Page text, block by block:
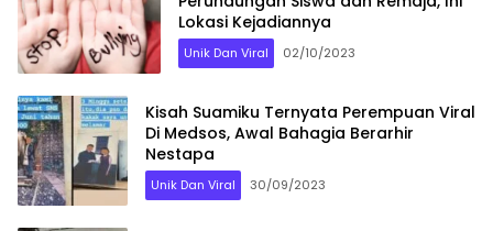
Lokasi Kejadiannya
Unik Dan Viral 02/10/2023
Kisah Suamiku Ternyata Perempuan Viral
Di Medsos, Awal Bahagia Berarhir
Nestapa
Unik Dan Viral 30/09/2023